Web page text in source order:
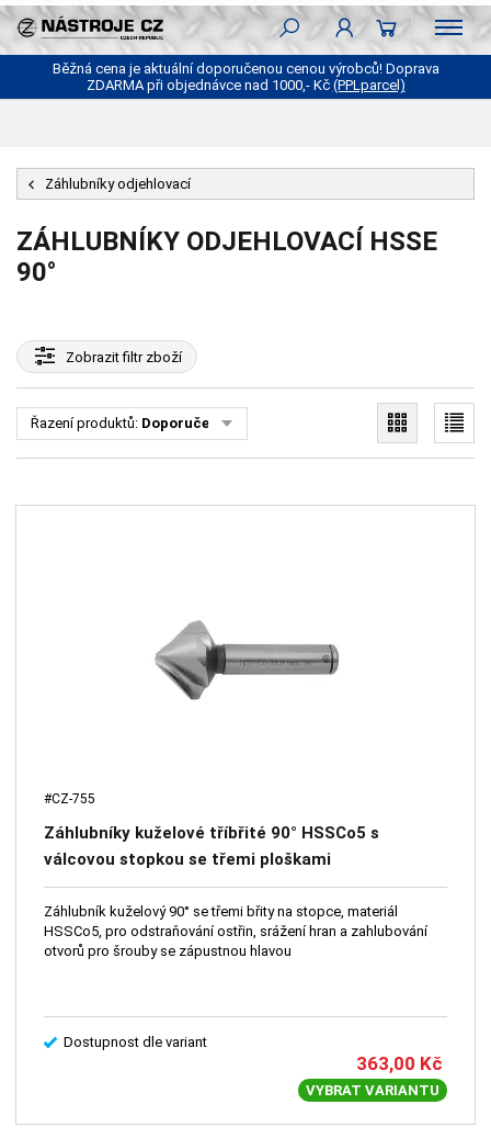
Běžná cena je aktuální doporučenou cenou výrobců! Doprava
ZDARMA při objednávce nad 1000,- Kč (PPLparcel)
Záhlubníky odjehlovací
ZÁHLUBNÍKY ODJEHLOVACÍ HSSE
90°
Zobrazitfiltr zboží
Řazení produktů: Doporučené
#CZ-755
Záhlubníky kuželové tříbřité 90° HSSCo5 s
válcovou stopkou se třemi ploškami
Záhlubník kuželový 90° se třemi břity na stopce, materiál
HSSCo5, pro odstraňování ostřin, srážení hran a zahlubování
otvorů pro šrouby se zápustnou hlavou
Dostupnost dle variant
363,00 Kč
VYBRAT VARIANTU